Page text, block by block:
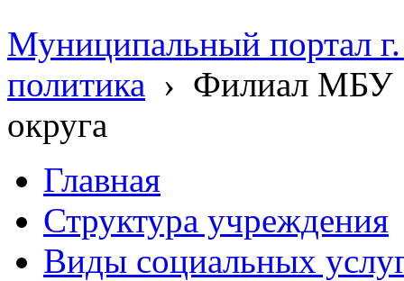
Муниципальный портал
политика › Филиал МБУ
округа
Главная
Структура учреждения
Виды социальных